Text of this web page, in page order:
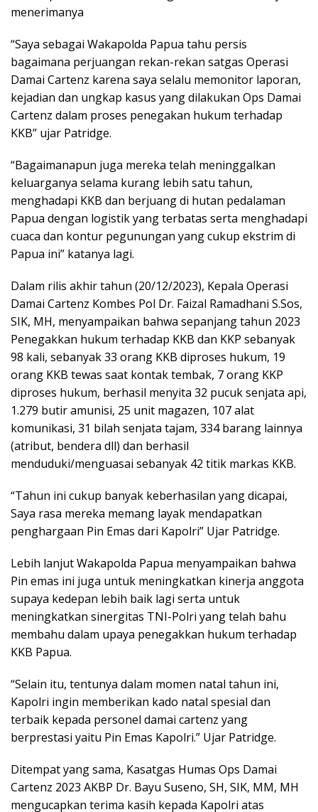
menerimanya
“Saya sebagai Wakapolda Papua tahu persis
bagaimana perjuangan rekan-rekan satgas Operasi
Damai Cartenz karena saya selalu memonitor laporan,
kejadian dan ungkap kasus yang dilakukan Ops Damai
Cartenz dalam proses penegakan hukum terhadap
KKB” ujar Patridge.
“Bagaimanapun juga mereka telah meninggalkan
keluarganya selama kurang lebih satu tahun,
menghadapi KKB dan berjuang di hutan pedalaman
Papua dengan logistik yang terbatas serta menghadapi
cuaca dan kontur pegunungan yang cukup ekstrim di
Papua ini” katanya lagi.
Dalam rilis akhir tahun (20/12/2023), Kepala Operasi
Damai Cartenz Kombes Pol Dr. Faizal Ramadhani S.Sos,
SIK, MH, menyampaikan bahwa sepanjang tahun 2023
Penegakkan hukum terhadap KKB dan KKP sebanyak
98 kali, sebanyak 33 orang KKB diproses hukum, 19
orang KKB tewas saat kontak tembak, 7 orang KKP
diproses hukum, berhasil menyita 32 pucuk senjata api,
1.279 butir amunisi, 25 unit magazen, 107 alat
komunikasi, 31 bilah senjata tajam, 334 barang lainnya
(atribut, bendera dll) dan berhasil
menduduki/menguasai sebanyak 42 titik markas KKB.
“Tahun ini cukup banyak keberhasilan yang dicapai,
Saya rasa mereka memang layak mendapatkan
penghargaan Pin Emas dari Kapolri” Ujar Patridge.
Lebih lanjut Wakapolda Papua menyampaikan bahwa
Pin emas ini juga untuk meningkatkan kinerja anggota
supaya kedepan lebih baik lagi serta untuk
meningkatkan sinergitas TNI-Polri yang telah bahu
membahu dalam upaya penegakkan hukum terhadap
KKB Papua.
“Selain itu, tentunya dalam momen natal tahun ini,
Kapolri ingin memberikan kado natal spesial dan
terbaik kepada personel damai cartenz yang
berprestasi yaitu Pin Emas Kapolri.” Ujar Patridge.
Ditempat yang sama, Kasatgas Humas Ops Damai
Cartenz 2023 AKBP Dr. Bayu Suseno, SH, SIK, MM, MH
mengucapkan terima kasih kepada Kapolri atas